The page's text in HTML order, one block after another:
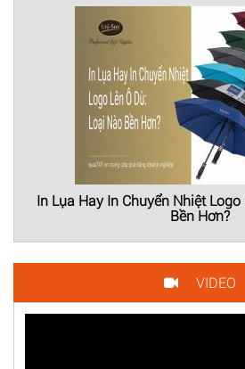
In Lụa Hay In Chuyển Nhiệt Logo
Bền Hơn?
VIDEO